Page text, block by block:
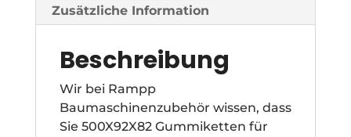
Zusätzliche Information
Beschreibung
Wir bei Rampp
Baumaschinenzubehör wissen, dass
Sie 500X92X82 Gummiketten für